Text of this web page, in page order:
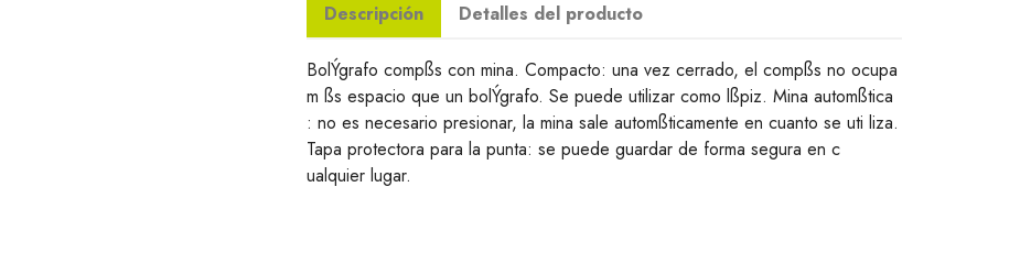
Descripción Detalles del producto
BolÝgrafo compßs con mina. Compacto: una vez cerrado, el compßs no ocupa
m ßs espacio que un bolÝgrafo. Se puede utilizar como lßpiz. Mina automßtica
: no es necesario presionar, la mina sale automßticamente en cuanto se uti liza.
Tapa protectora para la punta: se puede guardar de forma segura en c
ualquier lugar.